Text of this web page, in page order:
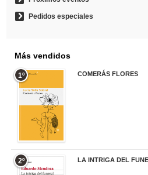
Pedidos especiales
Más vendidos
1º COMERÁS FLORES
2º LA INTRIGA DEL